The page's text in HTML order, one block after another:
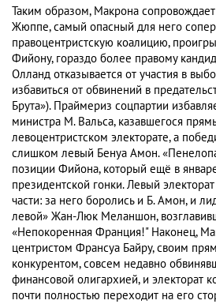
Таким образом, Макрона
Жюппе, самый опасный для него
правоцентристскую коалицию,
Фийону, гораздо более правому
Олланд отказывается от участия в
избавиться от обвинений в
Брута»). Праймериз соцпартии
министра М. Вальса, казавшегося
левоцентристском электорате, а
слишком левый Бенуа Амон.
позиции Фийона, который ещё в
президентской гонки. Левый
части: за него боролись и Б. Амон, и
левой» Жан-Люк Меланшон,
«Непокоренная Франция!" Наконец,
центристом Франсуа Байру, своим
конкурентом, совсем недавно
финансовой олигархией, и электорат
почти полностью переходит на его